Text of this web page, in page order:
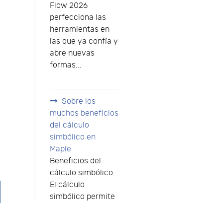
Flow 2026
perfecciona las
herramientas en
las que ya confía y
abre nuevas
formas...
Sobre los
muchos beneficios
del cálculo
simbólico en
Maple
Beneficios del
cálculo simbólico
El cálculo
simbólico permite